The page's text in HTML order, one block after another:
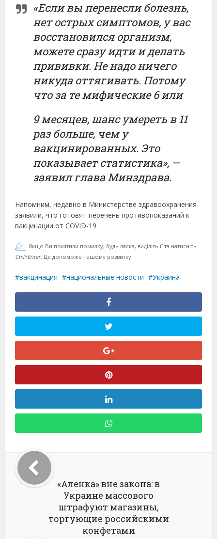
«Если вы перенесли болезнь,
нет острых симптомов, у вас
восстановился организм,
можете сразу идти и делать
прививки. Не надо ничего
никуда оттягивать. Потому
что за те мифические 6 или
9 месяцев, шанс умереть в 11
раз больше, чем у
вакцинированных. Это
показывает статистика», —
заявил глава Минздрава.
Напомним, недавно в Министерстве здравоохранения
заявили, что готовят перечень противопоказаний к
вакцинации от COVID-19.
Якщо Ви помітили помилку, будь ласка, виділіть її та натисніть
Ctrl+Enter. Це допоможе нашому розвитку!
вакцинация национальные новости Украина
«Аленка» вне закона: в
Украине массового
штрафуют магазины,
торгующие российскими
конфетами